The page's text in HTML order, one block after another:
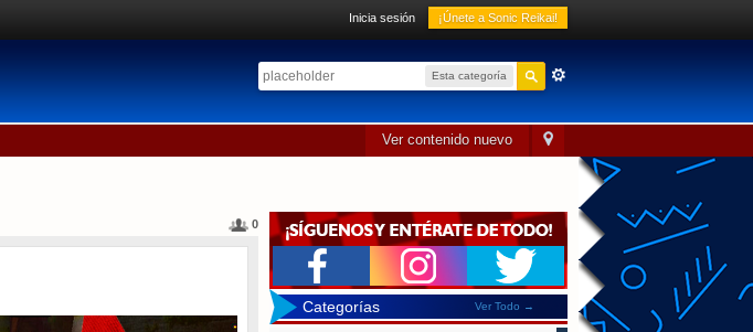
Inicia sesión ¡Únete a Sonic Reikai!
Esta categoría
Ver contenido nuevo
Categorías Ver Todo →
0